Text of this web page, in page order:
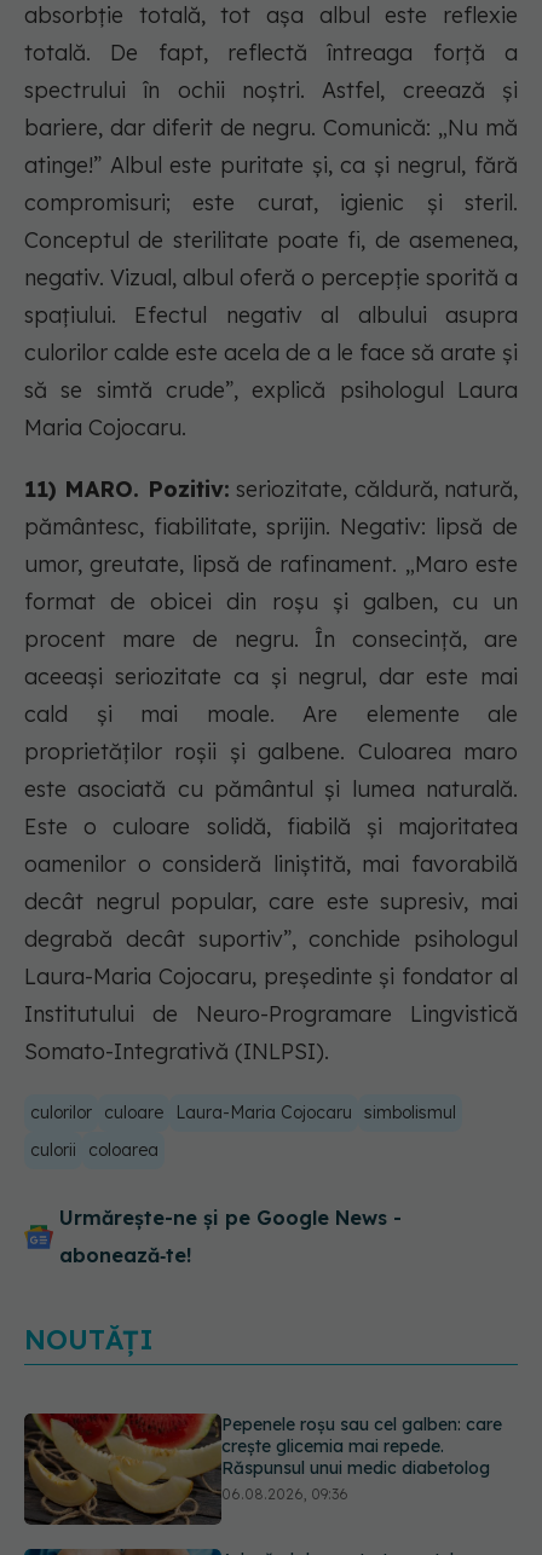
absorbție totală, tot așa albul este reflexie
totală. De fapt, reflectă întreaga forță a
spectrului în ochii noștri. Astfel, creează și
bariere, dar diferit de negru. Comunică: „Nu mă
atinge!” Albul este puritate și, ca și negrul, fără
compromisuri; este curat, igienic și steril.
Conceptul de sterilitate poate fi, de asemenea,
negativ. Vizual, albul oferă o percepție sporită a
spațiului. Efectul negativ al albului asupra
culorilor calde este acela de a le face să arate și
să se simtă crude”, explică psihologul Laura
Maria Cojocaru.
11) MARO. Pozitiv: seriozitate, căldură, natură,
pământesc, fiabilitate, sprijin. Negativ: lipsă de
umor, greutate, lipsă de rafinament. „Maro este
format de obicei din roșu și galben, cu un
procent mare de negru. În consecință, are
aceeași seriozitate ca și negrul, dar este mai
cald și mai moale. Are elemente ale
proprietăților roșii și galbene. Culoarea maro
este asociată cu pământul și lumea naturală.
Este o culoare solidă, fiabilă și majoritatea
oamenilor o consideră liniștită, mai favorabilă
decât negrul popular, care este supresiv, mai
degrabă decât suportiv”, conchide psihologul
Laura-Maria Cojocaru, președinte și fondator al
Institutului de Neuro-Programare Lingvistică
Somato-Integrativă (INLPSI).
culorilor culoare Laura-Maria Cojocaru
simbolismul
culorii
coloarea
Urmărește-ne și pe Google News -
abonează‑te!
NOUTĂȚI
Adevărul despre tratamentul cu
doze mari de Vitamina D în cancerul
colorectal
06.08.2026, 08:06